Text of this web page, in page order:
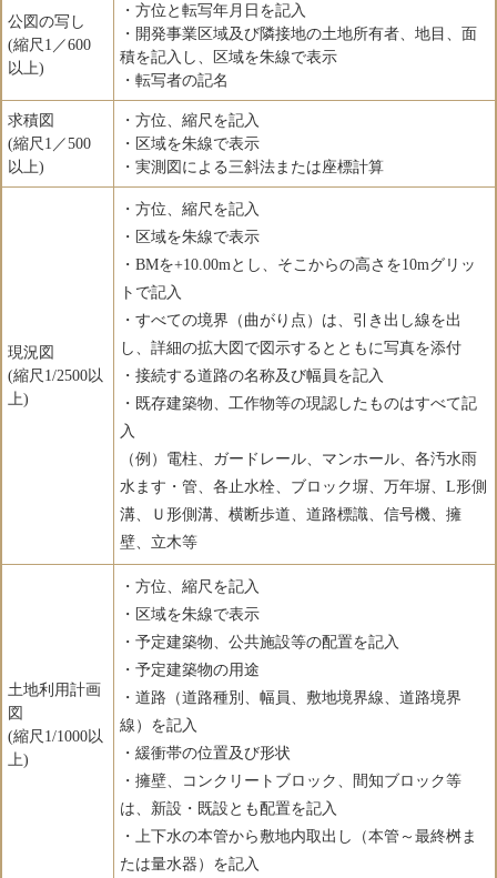
公図の写し
(縮尺1／600
以上)
・方位と転写年月日を記入
・開発事業区域及び隣接地の土地所有者、地目、面
積を記入し、区域を朱線で表示
・転写者の記名
求積図
(縮尺1／500
以上)
・方位、縮尺を記入
・区域を朱線で表示
・実測図による三斜法または座標計算
現況図
(縮尺1/2500以
上)
・方位、縮尺を記入
・区域を朱線で表示
・BMを+10.00mとし、そこからの高さを10mグリッ
トで記入
・すべての境界（曲がり点）は、引き出し線を出
し、詳細の拡大図で図示するとともに写真を添付
・接続する道路の名称及び幅員を記入
・既存建築物、工作物等の現認したものはすべて記
入
（例）電柱、ガードレール、マンホール、各汚水雨
水ます・管、各止水栓、ブロック塀、万年塀、L形側
溝、Ｕ形側溝、横断歩道、道路標識、信号機、擁
壁、立木等
土地利用計画
図
(縮尺1/1000以
上)
・方位、縮尺を記入
・区域を朱線で表示
・予定建築物、公共施設等の配置を記入
・予定建築物の用途
・道路（道路種別、幅員、敷地境界線、道路境界
線）を記入
・緩衝帯の位置及び形状
・擁壁、コンクリートブロック、間知ブロック等
は、新設・既設とも配置を記入
・上下水の本管から敷地内取出し（本管～最終桝ま
たは量水器）を記入